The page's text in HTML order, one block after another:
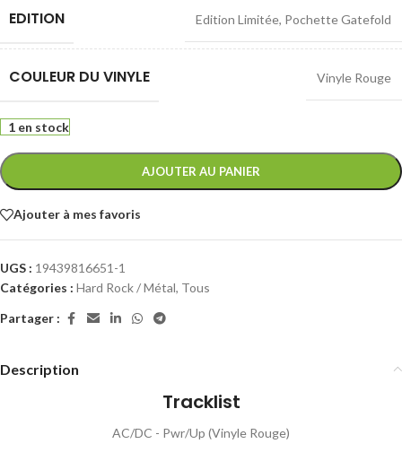
EDITION Edition Limitée, Pochette Gatefold
COULEUR DU VINYLE Vinyle Rouge
1 en stock
AJOUTER AU PANIER
Ajouter à mes favoris
UGS : 19439816651-1
Catégories : Hard Rock / Métal, Tous
Partager :
Description
Tracklist
AC/DC - Pwr/Up (Vinyle Rouge)